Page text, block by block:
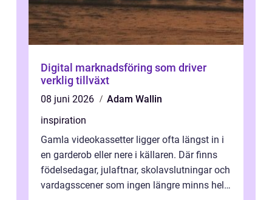
Digital marknadsföring som driver
verklig tillväxt
08 juni 2026
Adam Wallin
inspiration
Gamla videokassetter ligger ofta längst in i
en garderob eller nere i källaren. Där finns
födelsedagar, julaftnar, skolavslutningar och
vardagsscener som ingen längre minns helt.